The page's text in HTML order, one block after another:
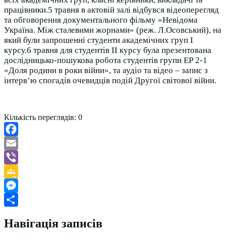
працівники.5 травня в актовій залі відбувся відеоперегляд
та обговорення документального фільму «Невідома
Україна. Між сталевими жорнами» (реж. Л.Осовський), на
який були запрошенні студенти академічних груп І
курсу.6 травня для студентів ІІ курсу була презентована
дослідницько-пошукова робота студентів групи ЕР 2-1
«Доля родини в роки війни», та аудіо та відео – запис з
інтерв’ю спогадів очевидців подій Другої світової війни.
Кількість переглядів: 0
Facebook
Email
Viber
Google
Classroom
Messenger
Навігація записів